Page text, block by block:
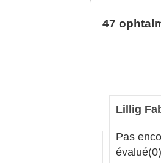
47
Lillig
Pas
évalué(0)